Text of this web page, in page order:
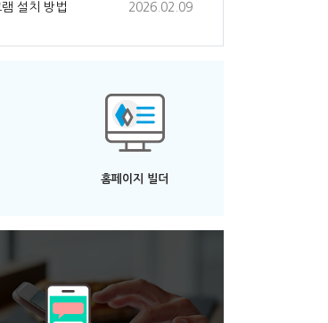
설치 방법 2026.02.09
홈페이지 빌더